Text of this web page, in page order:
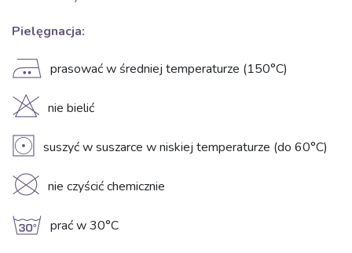
Pielęgnacja:
E prasować w średniej temperaturze (150°C)
H nie bielić
V suszyć w suszarce w niskiej temperaturze (do 60°C)
K nie czyścić chemicznie
g prać w 30°C